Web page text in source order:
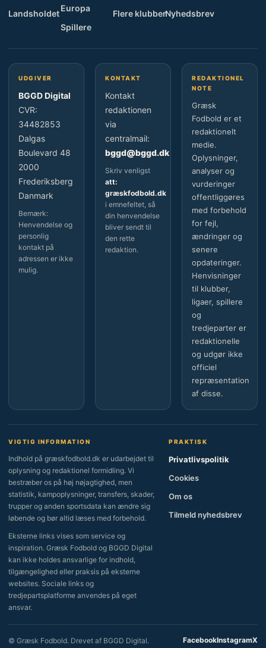
Landsholdet
Europa
Spillere
Flere klubberNyhedsbrev
UDGIVER
BGGD Digital
CVR:
34482853
Dalgas
Boulevard 48
2000
Frederiksberg
Danmark
Bemærk:
Henvendelse og
personlig
kontakt på
adressen er ikke
mulig.
KONTAKT
Kontakt
redaktionen
via
centralmail:
bggd@bggd.dk
Skriv venligst
att:
græskfodbold.dk
i emnefeltet, så
din henvendelse
bliver sendt til
den rette
redaktion.
REDAKTIONEL
NOTE
Græsk
Fodbold er et
redaktionelt
medie.
Oplysninger,
analyser og
vurderinger
offentliggøres
med forbehold
for fejl,
ændringer og
senere
opdateringer.
Henvisninger
til klubber,
ligaer, spillere
og
tredjeparter er
redaktionelle
og udgør ikke
officiel
repræsentation
af disse.
VIGTIG INFORMATION
Indhold på græskfodbold.dk er udarbejdet til
oplysning og redaktionel formidling. Vi
bestræber os på høj nøjagtighed, men
statistik, kampoplysninger, transfers, skader,
trupper og anden sportsdata kan ændre sig
løbende og bør altid læses med forbehold.
Eksterne links vises som service og
inspiration. Græsk Fodbold og BGGD Digital
kan ikke holdes ansvarlige for indhold,
tilgængelighed eller praksis på eksterne
websites. Sociale links og
tredjepartsplatforme anvendes på eget
ansvar.
PRAKTISK
Privatlivspolitik
Cookies
Om os
Tilmeld nyhedsbrev
© Græsk Fodbold. Drevet af BGGD Digital. FacebookInstagramX